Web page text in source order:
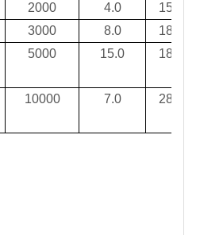
2000 4.0
150
3000 8.0
180
5000 15.0 180
10000 7.0 280